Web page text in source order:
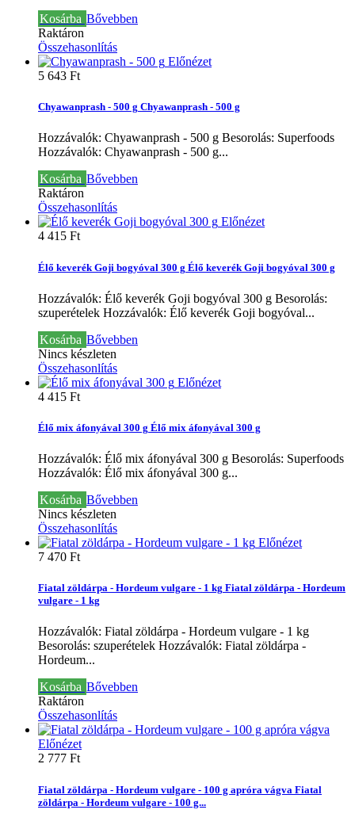
Kosárba Bővebben
Raktáron
Összehasonlítás
Előnézet
5 643 Ft‎
Chyawanprash - 500 g Chyawanprash - 500 g
Hozzávalók: Chyawanprash - 500 g Besorolás: Superfoods
Hozzávalók: Chyawanprash - 500 g...
Kosárba Bővebben
Raktáron
Összehasonlítás
Előnézet
4 415 Ft‎
Élő keverék Goji bogyóval 300 g Élő keverék Goji bogyóval 300 g
Hozzávalók: Élő keverék Goji bogyóval 300 g Besorolás:
szuperételek Hozzávalók: Élő keverék Goji bogyóval...
Kosárba Bővebben
Nincs készleten
Összehasonlítás
Előnézet
4 415 Ft‎
Élő mix áfonyával 300 g Élő mix áfonyával 300 g
Hozzávalók: Élő mix áfonyával 300 g Besorolás: Superfoods
Hozzávalók: Élő mix áfonyával 300 g...
Kosárba Bővebben
Nincs készleten
Összehasonlítás
Előnézet
7 470 Ft‎
Fiatal zöldárpa - Hordeum vulgare - 1 kg Fiatal zöldárpa - Hordeum
vulgare - 1 kg
Hozzávalók: Fiatal zöldárpa - Hordeum vulgare - 1 kg
Besorolás: szuperételek Hozzávalók: Fiatal zöldárpa -
Hordeum...
Kosárba Bővebben
Raktáron
Összehasonlítás
Előnézet
2 777 Ft‎
Fiatal zöldárpa - Hordeum vulgare - 100 g apróra vágva Fiatal
zöldárpa - Hordeum vulgare - 100 g...